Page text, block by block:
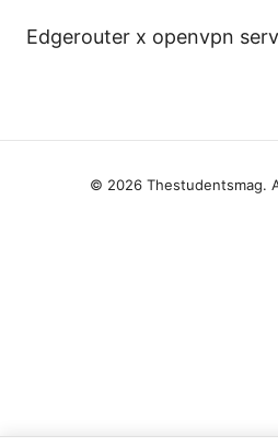
Edgerouter x openvpn
© 2026 Thestudentsmag.